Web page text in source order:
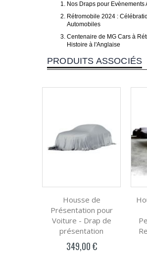
Nos Draps pour Evènements
Rétromobile 2024 :
Automobiles
Centenaire de MG Cars à
Histoire à l'Anglaise
PRODUITS ASSOCIÉS
Housse de
Présentation pour
Voiture - Drap de
présentation
349,00 €